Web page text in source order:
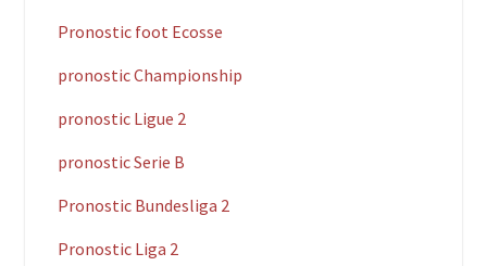
Pronostic foot Ecosse
pronostic Championship
pronostic Ligue 2
pronostic Serie B
Pronostic Bundesliga 2
Pronostic Liga 2